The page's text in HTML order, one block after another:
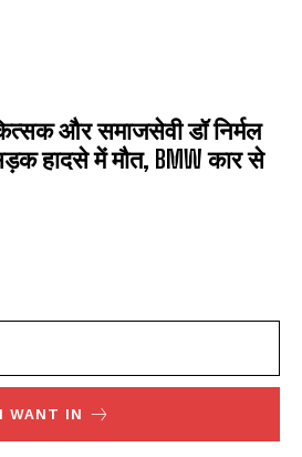
और समाजसेवी डॉ निर्मल
हादसे में मौत, BMW कार से
I WANT IN